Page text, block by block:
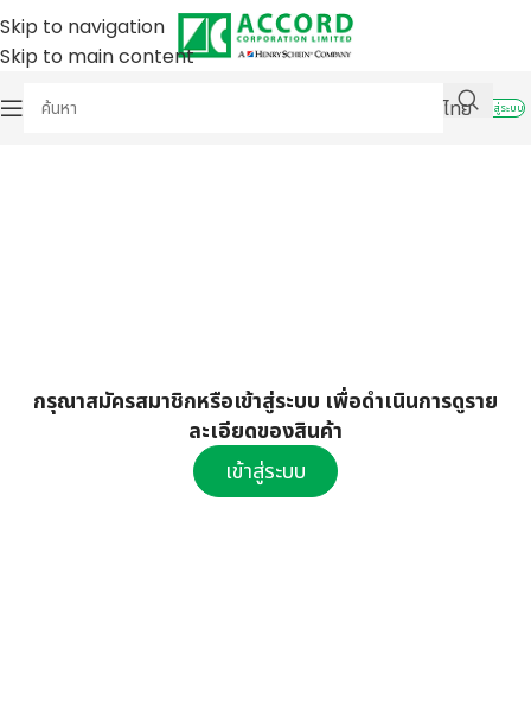
Skip to navigation
Skip to main content
ไทย
เข้าสู่ระบบ
กรุณาสมัครสมาชิกหรือเข้าสู่ระบบ เพื่อดำเนินการดูราย
ละเอียดของสินค้า
เข้าสู่ระบบ